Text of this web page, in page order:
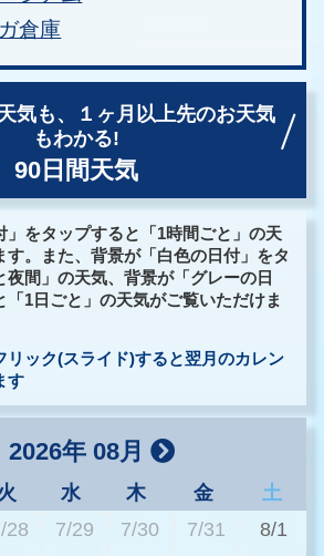
倉庫
気も、
１ヶ月以上先のお天気
もわかる!
90日間天気
」をタップすると「1時間ごと」の天
す。また、背景が「白色の日付」をタ
夜間」の天気、背景が「グレーの日
「1日ごと」の天気がご覧いただけま
リック(スライド)すると翌月のカレン
す
2026年 08月
火 水 木 金
土
28 7/29 7/30 7/31 8/1